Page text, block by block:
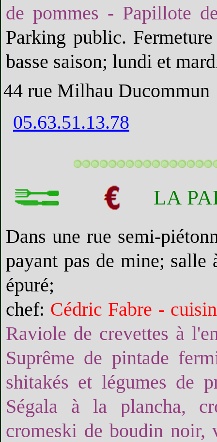
de pommes - Papillote
Parking public.
basse saison; lundi et
44 rue Milhau Ducommun
05.63.51.13.78
LA
Dans une rue semi-
payant pas de mine; salle
épuré;
chef: Cédric Fabre -
Raviole de crevettes à
Suprême de pintade
shitakés et légumes de
Ségala à la plancha,
cromeski de boudin noir,